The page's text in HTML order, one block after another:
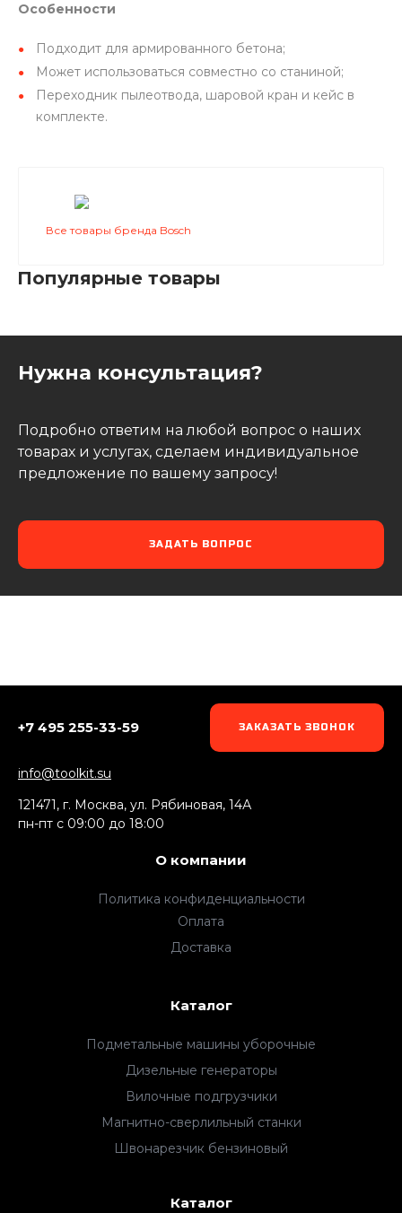
Особенности
Подходит для армированного бетона;
Может использоваться совместно со станиной;
Переходник пылеотвода, шаровой кран и кейс в
комплекте.
Все товары бренда Bosch
Популярные товары
Нужна консультация?
Подробно ответим на любой вопрос о наших
товарах и услугах, сделаем индивидуальное
предложение по вашему запросу!
ЗАДАТЬ ВОПРОС
+7 495 255-33-59 ЗАКАЗАТЬ ЗВОНОК
info@toolkit.su
121471, г. Москва, ул. Рябиновая, 14А
пн-пт c 09:00 до 18:00
О компании
Политика конфиденциальности
Оплата
Доставка
Каталог
Подметальные машины уборочные
Дизельные генераторы
Вилочные подгрузчики
Магнитно-сверлильный станки
Швонарезчик бензиновый
Каталог